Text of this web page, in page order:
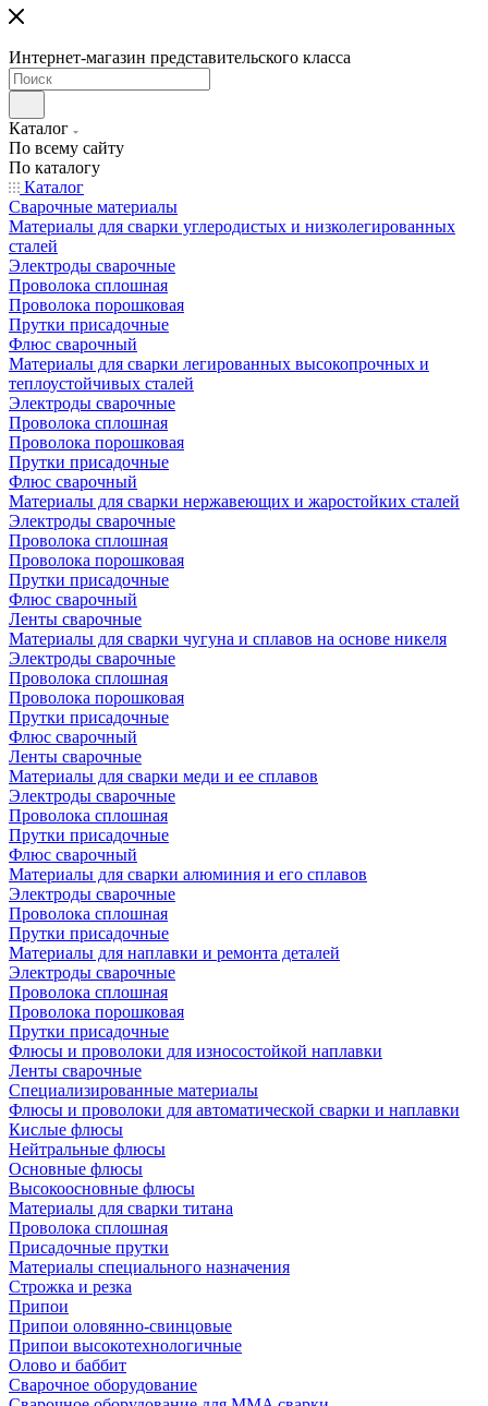
Интернет-магазин представительского класса
Каталог
По всему сайту
По каталогу
Каталог
Сварочные материалы
Материалы для сварки углеродистых и низколегированных
сталей
Электроды сварочные
Проволока сплошная
Проволока порошковая
Прутки присадочные
Флюс сварочный
Материалы для сварки легированных высокопрочных и
теплоустойчивых сталей
Электроды сварочные
Проволока сплошная
Проволока порошковая
Прутки присадочные
Флюс сварочный
Материалы для сварки нержавеющих и жаростойких сталей
Электроды сварочные
Проволока сплошная
Проволока порошковая
Прутки присадочные
Флюс сварочный
Ленты сварочные
Материалы для сварки чугуна и сплавов на основе никеля
Электроды сварочные
Проволока сплошная
Проволока порошковая
Прутки присадочные
Флюс сварочный
Ленты сварочные
Материалы для сварки меди и ее сплавов
Электроды сварочные
Проволока сплошная
Прутки присадочные
Флюс сварочный
Материалы для сварки алюминия и его сплавов
Электроды сварочные
Проволока сплошная
Прутки присадочные
Материалы для наплавки и ремонта деталей
Электроды сварочные
Проволока сплошная
Проволока порошковая
Прутки присадочные
Флюсы и проволоки для износостойкой наплавки
Ленты сварочные
Специализированные материалы
Флюсы и проволоки для автоматической сварки и наплавки
Кислые флюсы
Нейтральные флюсы
Основные флюсы
Высокоосновные флюсы
Материалы для сварки титана
Проволока сплошная
Присадочные прутки
Материалы специального назначения
Строжка и резка
Припои
Припои оловянно-свинцовые
Припои высокотехнологичные
Олово и баббит
Сварочное оборудование